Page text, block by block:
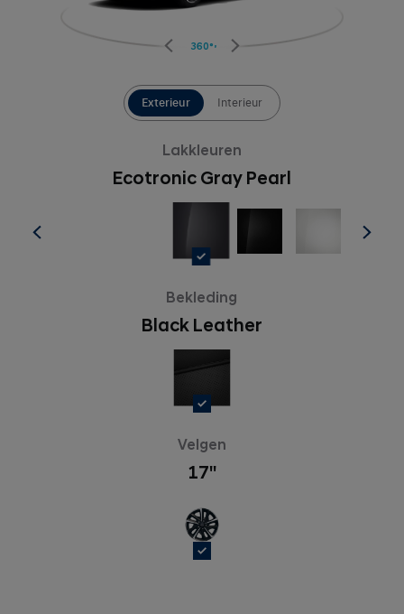
360°
Exterieur Interieur
Lakkleuren
Ecotronic Gray Pearl
Bekleding
Black Leather
Velgen
17''